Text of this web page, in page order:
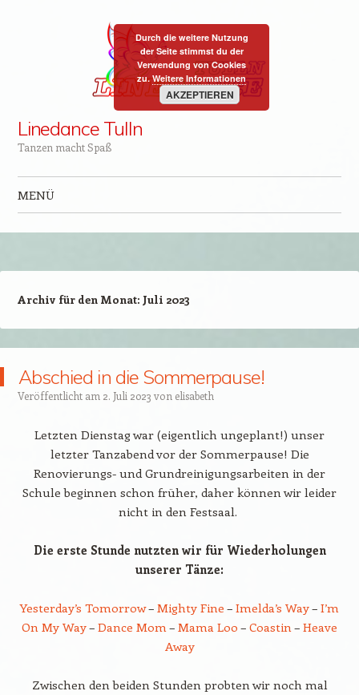
Linedance Tulln
Tanzen macht Spaß
MENÜ
Archiv für den Monat: Juli 2023
Abschied in die Sommerpause!
Veröffentlicht am 2. Juli 2023 von elisabeth
Letzten Dienstag war (eigentlich ungeplant!) unser
letzter Tanzabend vor der Sommerpause! Die
Renovierungs- und Grundreinigungsarbeiten in der
Schule beginnen schon früher, daher können wir leider
nicht in den Festsaal.
Die erste Stunde nutzten wir für Wiederholungen
unserer Tänze:
Yesterday’s Tomorrow– Mighty Fine – Imelda’s Way– I’m
On My Way– Dance Mom– Mama Loo – Coastin– Heave
Away
Zwischen den beiden Stunden probten wir noch mal
Durch die weitere Nutzung
der Seite stimmst du der
Verwendung von Cookies
zu.Weitere Informationen
AKZEPTIEREN